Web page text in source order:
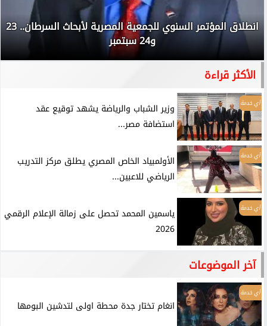
انطلاق المؤتمر السنوي للجمعية المصرية لأبحاث السرطان.. 23
و24 سبتمبر
الأكثر قراءة
أي خدمة
وزير الشباب والرياضة يشهد توقيع عقد
استضافة مصر...
أي خدمة
الأولمبياد الخاص المصري يطلق مركز التدريب
الرياضي للاعبين...
أي خدمة
ياسمين المحمد تحصل على زمالة الإعلام الرقمي
2026
آخر الموضوعات
أي خدمة
انغام تختار جدة محطة اولى لتدشين البومها